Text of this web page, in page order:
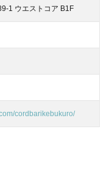
1 ウエストコア B1F
cordbarikebukuro/